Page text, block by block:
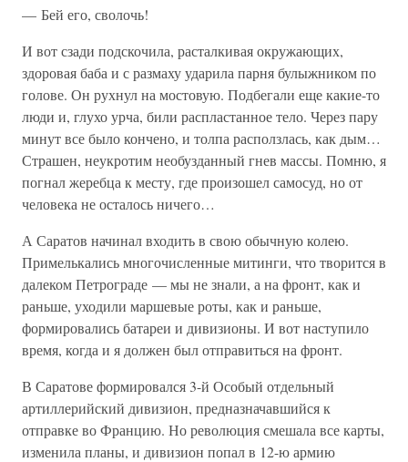
— Бей его, сволочь!
И вот сзади подскочила, расталкивая окружающих,
здоровая баба и с размаху ударила парня булыжником по
голове. Он рухнул на мостовую. Подбегали еще какие-то
люди и, глухо урча, били распластанное тело. Через пару
минут все было кончено, и толпа расползлась, как дым…
Страшен, неукротим необузданный гнев массы. Помню, я
погнал жеребца к месту, где произошел самосуд, но от
человека не осталось ничего…
А Саратов начинал входить в свою обычную колею.
Примелькались многочисленные митинги, что творится в
далеком Петрограде — мы не знали, а на фронт, как и
раньше, уходили маршевые роты, как и раньше,
формировались батареи и дивизионы. И вот наступило
время, когда и я должен был отправиться на фронт.
В Саратове формировался 3-й Особый отдельный
артиллерийский дивизион, предназначавшийся к
отправке во Францию. Но революция смешала все карты,
изменила планы, и дивизион попал в 12-ю армию